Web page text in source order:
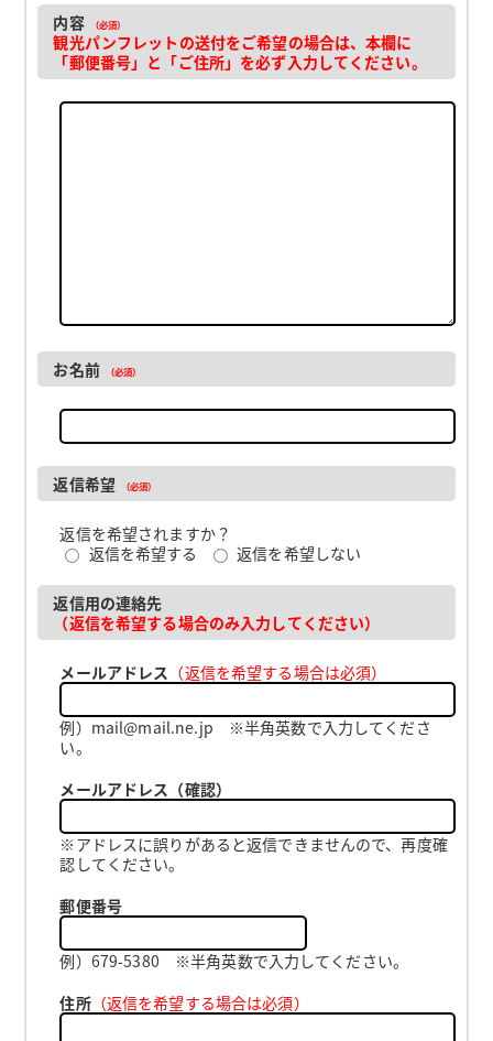
内容 （必須）
観光パンフレットの送付をご希望の場合は、本欄に
「郵便番号」と「ご住所」を必ず入力してください。
お名前 （必須）
返信希望 （必須）
返信を希望されますか？
返信を希望する
返信を希望しない
返信用の連絡先
（返信を希望する場合のみ入力してください）
メールアドレス （返信を希望する場合は必須）
例）mail@mail.ne.jp ※半角英数で入力してくださ
い。
メールアドレス（確認）
※アドレスに誤りがあると返信できませんので、再度確
認してください。
郵便番号
例）679-5380 ※半角英数で入力してください。
住所（返信を希望する場合は必須）